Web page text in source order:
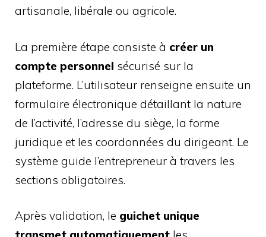
artisanale, libérale ou agricole.
La première étape consiste à créer un
compte personnel sécurisé sur la
plateforme. L’utilisateur renseigne ensuite un
formulaire électronique détaillant la nature
de l’activité, l’adresse du siège, la forme
juridique et les coordonnées du dirigeant. Le
système guide l’entrepreneur à travers les
sections obligatoires.
Après validation, le guichet unique